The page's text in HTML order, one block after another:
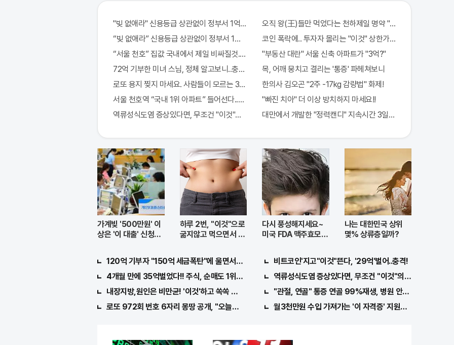
북
톡
"빚 없애라" 신용등급 상관없이 정부서 1억지원!
“빚 없애라” 신용등급 상관없이 정부서 1억지원!
“서울 천호” 집값 국내에서 제일 비싸질것..이유는?
72억 기부한 미녀 스님, 정체 알고보니..충격!
로또 용지 찢지 마세요. 사람들이 모르는 3가지!!
서울 천호역 “국내 1위 아파트” 들어선다..충격!
역류성식도염 증상있다면, 무조건 "이것"의심하세요. 간단치료법 나왔다!
오직 왕(王)들만 먹었다는 천하제일 명약 "침향" 싹쓰리 완판!!
코인 폭락에.. 투자자 몰리는 "이것" 상한가 포착해! 미리 투자..
"부동산 대란" 서울 신축 아파트가 "3억?"
목, 어깨 뭉치고 결리는 '통증' 파헤쳐보니
한의사 김오곤 "2주 -17kg 감량법" 화제!
"빠진 치아" 더 이상 방치하지 마세요!!
대만에서 개발한 "정력캔디" 지속시간 3일! 충격!
가계빚 '500만원' 이
상은 '이 대출' 신청해
하루 2번, "이것"으로
굶지않고 먹으면서 빼
다시 풍성해지세요~
미국 FDA 맥주효모샴
나는 대한민국 상위
몇% 상류층일까?
120억 기부자 "150억 세금폭탄"에 울면서 한 말이..!
4개월 만에 35억벌었다!! 주식, 순매도 1위종목..."충격"
내장지방,원인은 비만균! '이것'하고 쏙쏙 빠져…
로또 972회 번호 6자리 몽땅 공개, "오늘만" 무료니까 꼭 오늘 확인하세요.
비트코인'지고"이것"뜬다, '29억'벌어..충격!
역류성식도염 증상있다면, 무조건 "이것"의심하세요. 간단치
"관절, 연골" 통증 연골 99%재생, 병원 안가도돼... "충격"
월3천만원 수입 가져가는 '이 자격증' 지원자 몰려!